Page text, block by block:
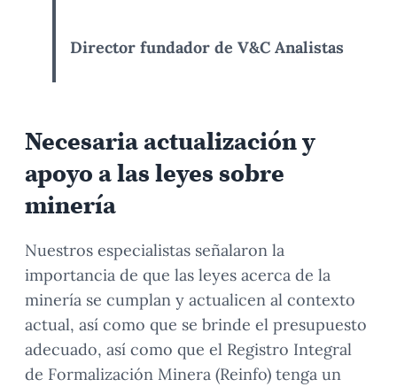
Director fundador de V&C Analistas
Necesaria actualización y
apoyo a las leyes sobre
minería
Nuestros especialistas señalaron la
importancia de que las leyes acerca de la
minería se cumplan y actualicen al contexto
actual, así como que se brinde el presupuesto
adecuado, así como que el Registro Integral
de Formalización Minera (Reinfo) tenga un